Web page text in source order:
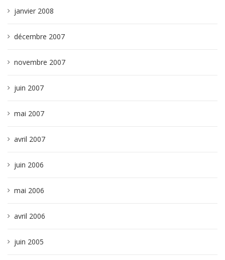
janvier 2008
décembre 2007
novembre 2007
juin 2007
mai 2007
avril 2007
juin 2006
mai 2006
avril 2006
juin 2005